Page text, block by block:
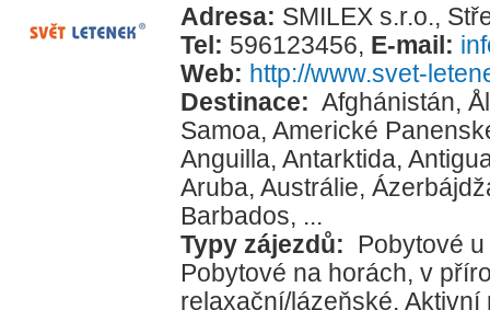
Adresa: SMILEX s.r.o.,
Tel: 596123456, E-mail:
Web: http://www.svet-
Destinace: Afghánistán,
Samoa, Americké
Anguilla, Antarktida,
Aruba, Austrálie,
Barbados, ...
Typy zájezdů:
Pobytové
Pobytové na horách, v
relaxační/lázeňské, Aktivní